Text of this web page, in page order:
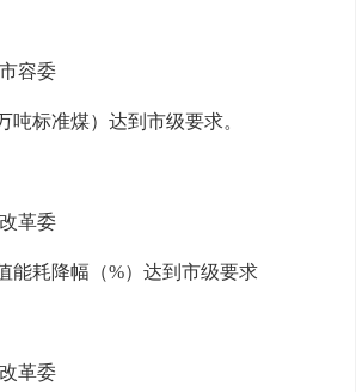
容委
吨标准煤）达到市级要求。
革委
能耗降幅（%）达到市级要求
革委